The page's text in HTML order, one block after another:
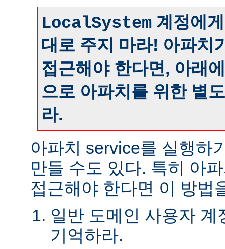
LocalSystem 계정에
대로 주지 마라! 아파치
접근해야 한다면, 아래
으로 아파치를 위한 별
라.
아파치 service를 실행하
만들 수도 있다. 특히 아
접근해야 한다면 이 방법
일반 도메인 사용자
기억하라.